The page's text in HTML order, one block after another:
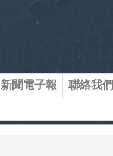
聞電子報 聯絡我們